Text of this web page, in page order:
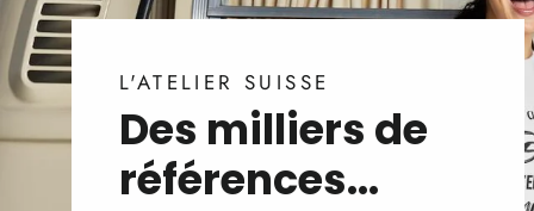
L'ATELIER SUISSE
Des milliers de
références...